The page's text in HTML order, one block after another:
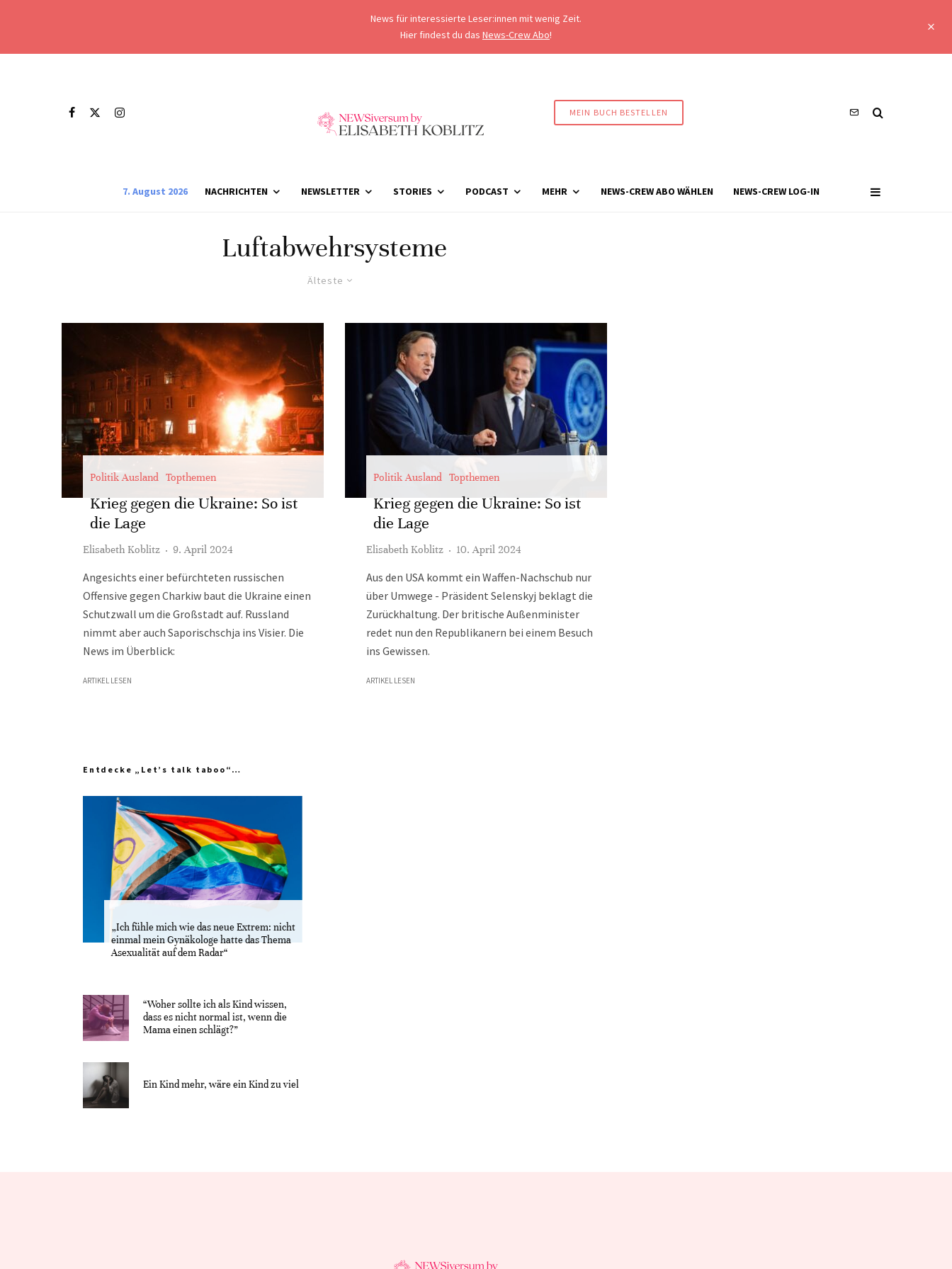
News für interessierte Leser:innen mit wenig Zeit.
Hier findest du das News-Crew Abo!
MEIN BUCH BESTELLEN
7. August 2026 NACHRICHTEN NEWSLETTER STORIES PODCAST MEHR NEWS-CREW ABO WÄHLEN NEWS-CREW LOG-IN
Luftabwehrsysteme
Älteste
Politik Ausland Topthemen
Krieg gegen die Ukraine: So ist
die Lage
Elisabeth Koblitz · 9. April 2024
Angesichts einer befürchteten russischen
Offensive gegen Charkiw baut die Ukraine einen
Schutzwall um die Großstadt auf. Russland
nimmt aber auch Saporischschja ins Visier. Die
News im Überblick:
ARTIKEL LESEN
Politik Ausland Topthemen
Krieg gegen die Ukraine: So ist
die Lage
Elisabeth Koblitz · 10. April 2024
Aus den USA kommt ein Waffen-Nachschub nur
über Umwege - Präsident Selenskyj beklagt die
Zurückhaltung. Der britische Außenminister
redet nun den Republikanern bei einem Besuch
ins Gewissen.
ARTIKEL LESEN
Entdecke „Let’s talk taboo“…
„Ich fühle mich wie das neue Extrem: nicht
einmal mein Gynäkologe hatte das Thema
Asexualität auf dem Radar“
“Woher sollte ich als Kind wissen,
dass es nicht normal ist, wenn die
Mama einen schlägt?”
Ein Kind mehr, wäre ein Kind zu viel